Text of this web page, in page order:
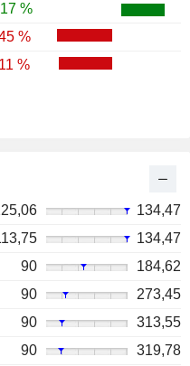
%
%
%
134,47
134,47
90
184,62
90
273,45
90
313,55
90
319,78